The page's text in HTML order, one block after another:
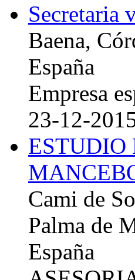
Secretaria
Baena,
España
Empresa
23-12-
ESTUDIO
Cami de
Palma de
España